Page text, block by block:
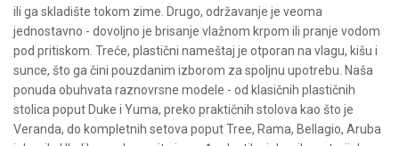
ili ga skladište tokom zime. Drugo, održavanje je veoma
jednostavno - dovoljno je brisanje vlažnom krpom ili pranje vodom
pod pritiskom. Treće, plastični nameštaj je otporan na vlagu, kišu i
sunce, što ga čini pouzdanim izborom za spoljnu upotrebu. Naša
ponuda obuhvata raznovrsne modele - od klasičnih plastičnih
stolica poput Duke i Yuma, preko praktičnih stolova kao što je
Veranda, do kompletnih setova poput Tree, Rama, Bellagio, Aruba